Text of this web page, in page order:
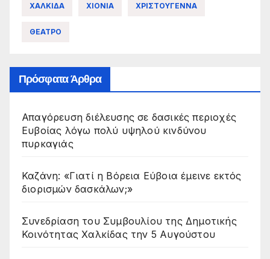
ΧΑΛΚΙΔΑ ΧΙΟΝΙΑ ΧΡΙΣΤΟΥΓΕΝΝΑ
ΘΕΑΤΡΟ
Πρόσφατα Άρθρα
Απαγόρευση διέλευσης σε δασικές περιοχές
Ευβοίας λόγω πολύ υψηλού κινδύνου
πυρκαγιάς
Καζάνη: «Γιατί η Βόρεια Εύβοια έμεινε εκτός
διορισμών δασκάλων;»
Συνεδρίαση του Συμβουλίου της Δημοτικής
Κοινότητας Χαλκίδας την 5 Αυγούστου